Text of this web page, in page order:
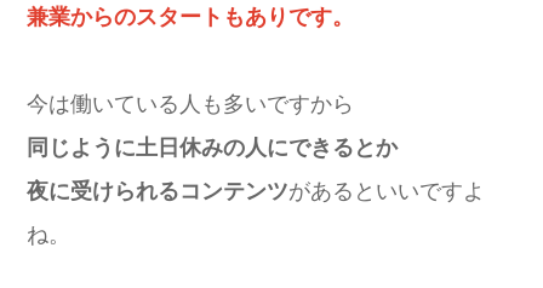
兼業からのスタートもありです。
今は働いている人も多いですから
同じように土日休みの人にできるとか
夜に受けられるコンテンツがあるといいですよ
ね。